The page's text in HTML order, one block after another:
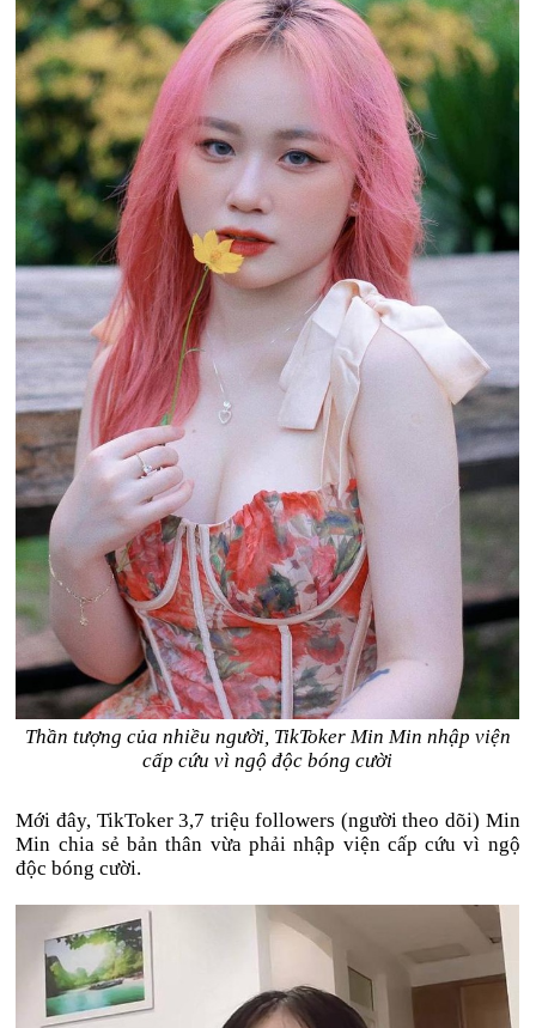
Thần tượng của nhiều người, TikToker Min Min nhập viện
cấp cứu vì ngộ độc bóng cười
Mới đây, TikToker 3,7 triệu followers (người theo dõi) Min
Min chia sẻ bản thân vừa phải nhập viện cấp cứu vì ngộ
độc bóng cười.